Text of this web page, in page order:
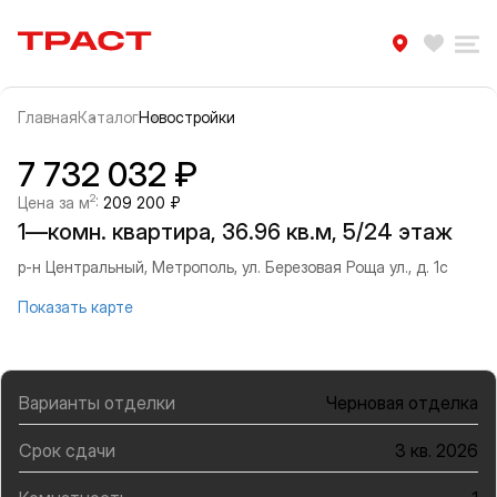
Траст | Служба недвижимости
ГлавнаяКаталогНовостройки
Информация об объекте
Галерея
7 732 032 ₽
Цена за м2: 209 200 ₽
1—комн. квартира, 36.96 кв.м, 5/24 этаж
р-н Центральный, Метрополь, ул. Березовая Роща ул., д. 1с
Показать карте
Варианты отделки Черновая отделка
Срок сдачи 3 кв. 2026